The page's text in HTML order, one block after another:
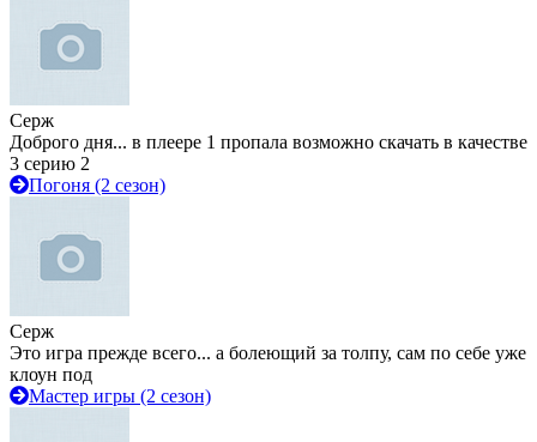
Серж
Доброго дня... в плеере 1 пропала возможно скачать в качестве
3 серию 2
Погоня (2 сезон)
Серж
Это игра прежде всего... а болеющий за толпу, сам по себе уже
клоун под
Мастер игры (2 сезон)